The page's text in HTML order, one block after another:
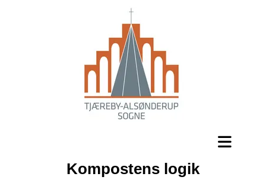
Kompostens logik